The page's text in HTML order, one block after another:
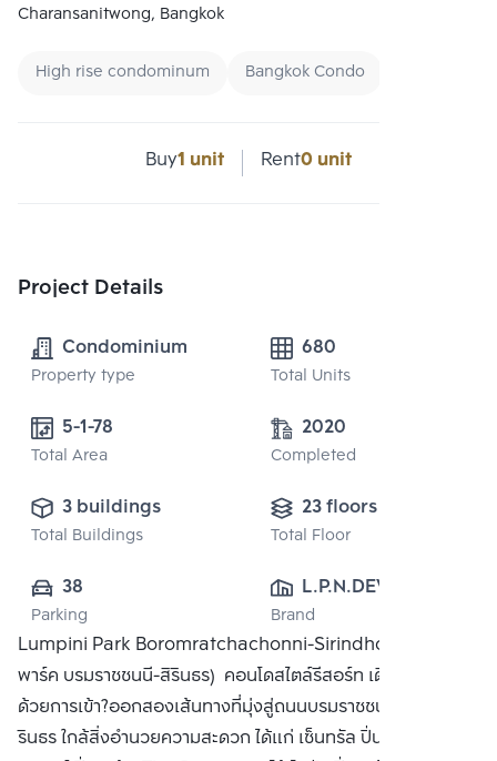
Charansanitwong, Bangkok
High rise condominum Bangkok Condo
Buy1 unit Rent0 unit
Project Details
Condominium
Property type
680
Total Units
Total Area
2020
Completed
3 buildings
Total Buildings
23 floors
Total Floor
38
Parking
L.P.N.DEVELOPMENT
PUBLIC CO.,
LTD.
Brand
Lumpini Park Boromratchachonni-Sirindhorn (ลุมพินี
พาร์ค บรมราชชนนี-สิรินธร) คอนโดสไตล์รีสอร์ท เดินทางสะดวก
ด้วยการเข้า?ออกสองเส้นทางที่มุ่งสู่ถนนบรมราชชนนี และ ถนนสิ
รินธร ใกล้สิ่งอำนวยความสะดวก ได้แก่ เซ็นทรัล ปิ่นเกล้า,